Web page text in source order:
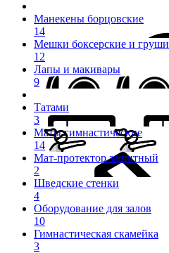
Манекены борцовские
14
Мешки боксерские и груши
12
Лапы и макивары
9
Татами
3
Маты гимнастические
14
Мат-протектор защитный
2
Шведские стенки
4
Оборудование для залов
10
Гимнастическая скамейка
3